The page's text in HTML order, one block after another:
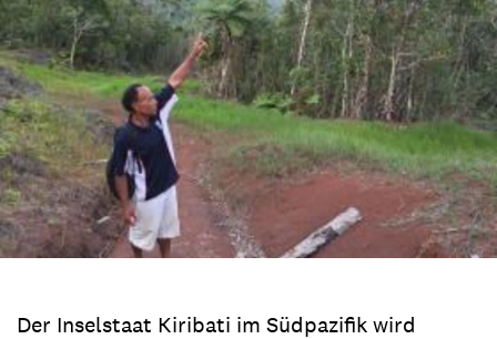
Der Inselstaat Kiribati im Südpazifik wird